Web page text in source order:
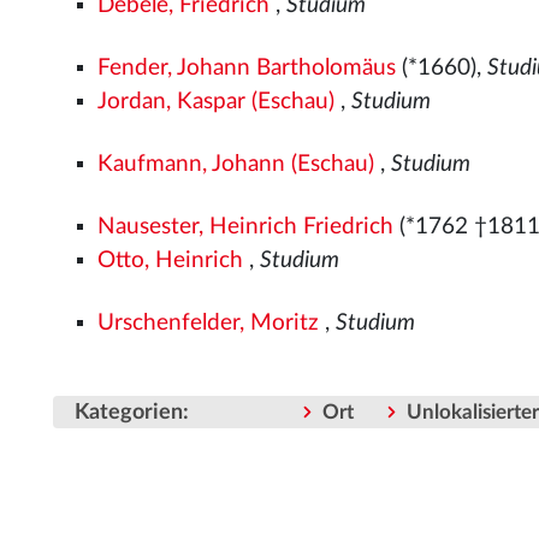
Debele, Friedrich ,Studium
Fender, Johann Bartholomäus (*1660),
Jordan, Kaspar (Eschau) ,Studium
Kaufmann, Johann (Eschau) ,Studium
Nausester, Heinrich Friedrich (*1762
Otto, Heinrich ,Studium
Urschenfelder, Moritz ,Studium
Kategorien: Ort